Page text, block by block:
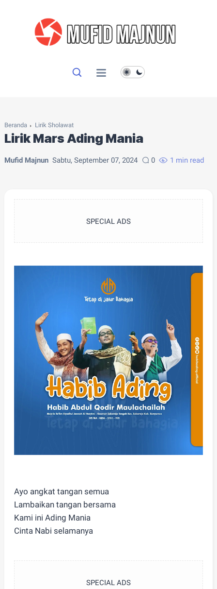
Beranda Lirik Sholawat
Lirik Mars Ading Mania
Mufid Majnun Sabtu, September 07, 2024 0 1 min read
SPECIAL ADS
Ayo angkat tangan semua
Lambaikan tangan bersama
Kami ini Ading Mania
Cinta Nabi selamanya
SPECIAL ADS